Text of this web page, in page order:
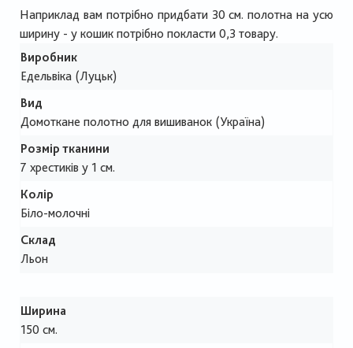
Наприклад вам потрібно придбати 30 см. полотна на усю
ширину - у кошик потрібно покласти 0,3 товару.
Виробник
Едельвіка (Луцьк)
Вид
Домоткане полотно для вишиванок (Україна)
Розмір тканини
7 хрестиків у 1 см.
Колір
Біло-молочні
Склад
Льон
Ширина
150 см.